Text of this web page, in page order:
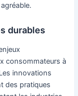
durables
consommateurs à
innovations
des pratiques